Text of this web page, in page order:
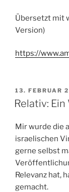
Übersetzt mit
Version)
https://
AM
13. FEBRUAR
Relativ:
Mir wurde die
israelischen
gerne selbst
Relevanz hat,
gemacht.